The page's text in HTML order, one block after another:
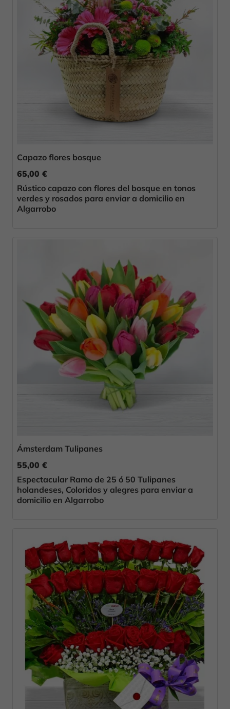
Capazo flores bosque
65,00 €
Rústico capazo con flores del bosque en tonos
verdes y rosados para enviar a domicilio en
Algarrobo
Ámsterdam Tulipanes
55,00 €
Espectacular Ramo de 25 ó 50 Tulipanes
holandeses, Coloridos y alegres para enviar a
domicilio en Algarrobo